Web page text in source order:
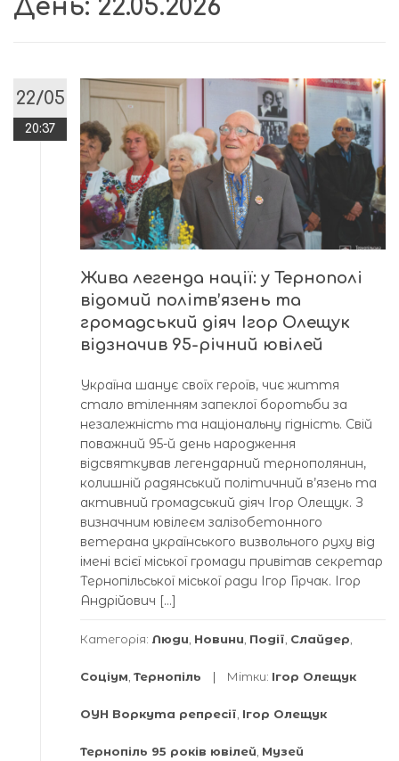
День: 22.05.2026
22/05
20:37
Жива легенда нації: у Тернополі
відомий політв’язень та
громадський діяч Ігор Олещук
відзначив 95-річний ювілей
Україна шанує своїх героїв, чиє життя
стало втіленням запеклої боротьби за
незалежність та національну гідність. Свій
поважний 95-й день народження
відсвяткував легендарний тернополянин,
колишній радянський політичний в’язень та
активний громадський діяч Ігор Олещук. З
визначним ювілеєм залізобетонного
ветерана українського визвольного руху від
імені всієї міської громади привітав секретар
Тернопільської міської ради Ігор Гірчак. Ігор
Андрійович […]
Категорія: Люди Новини Події Слайдер
Соціум Тернопіль Мітки: Ігор Олещук
ОУН Воркута репресії Ігор Олещук
Тернопіль 95 років ювілей Музей